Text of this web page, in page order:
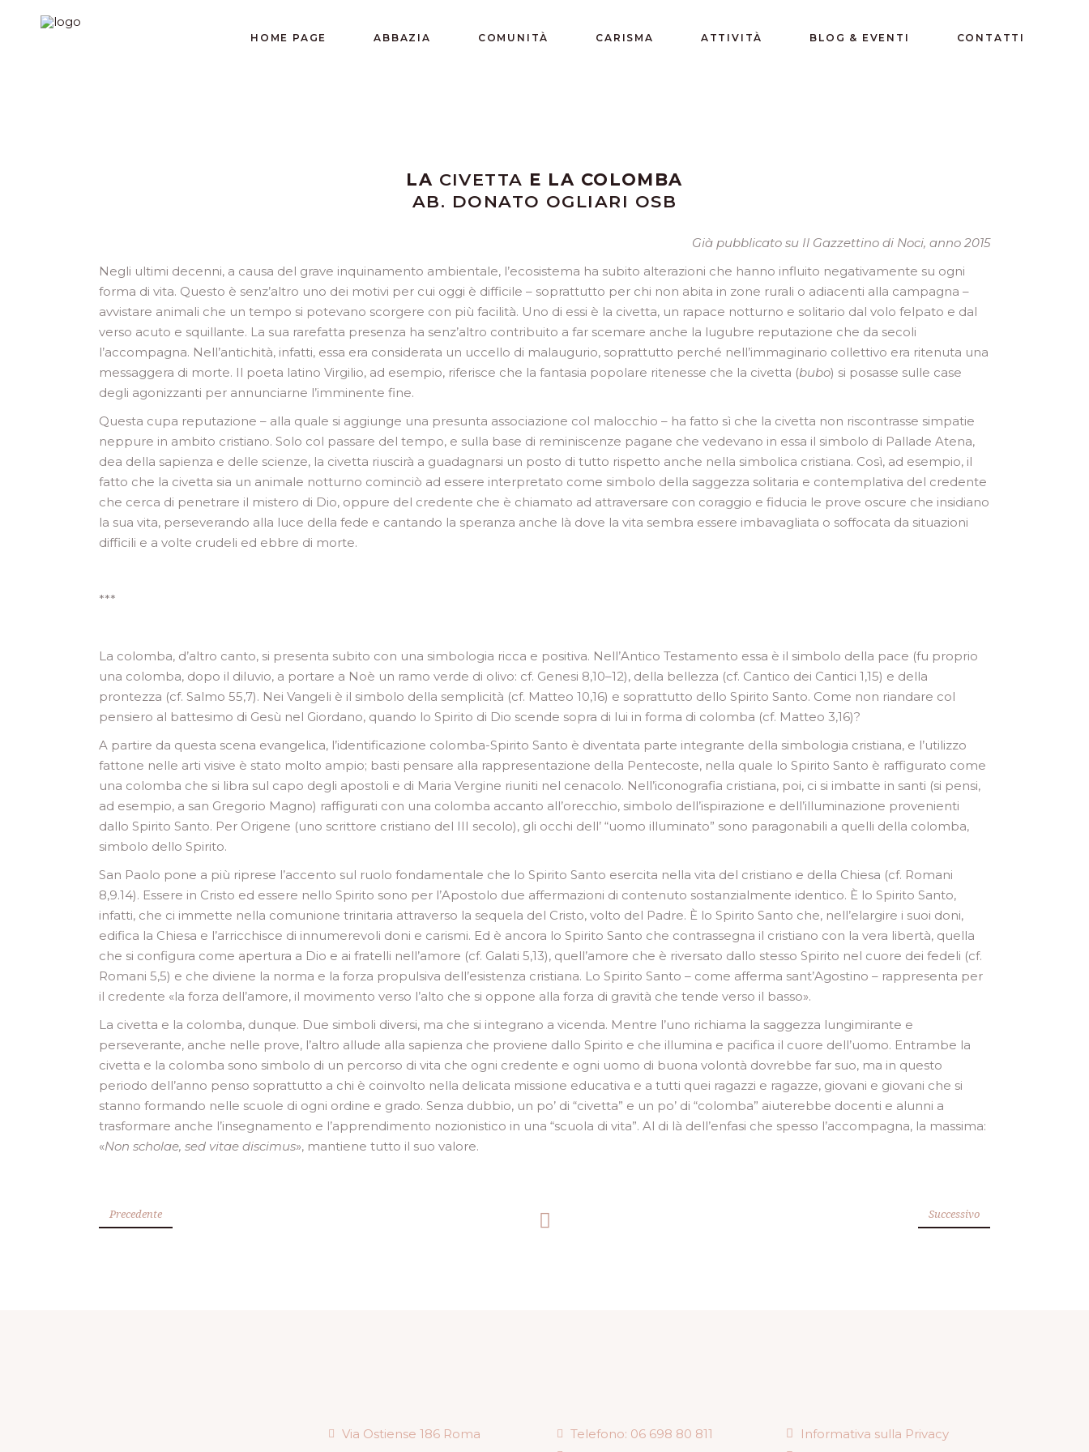
HOME PAGE ABBAZIA COMUNITÀ CARISMA ATTIVITÀ BLOG & EVENTI CONTATTI
LA CIVETTA E LA COLOMBA
AB. DONATO OGLIARI OSB
Già pubblicato su Il Gazzettino di Noci, anno 2015
Negli ultimi decenni, a causa del grave inquinamento ambientale, l’ecosistema ha subito alterazioni che hanno influito negativamente su ogni
forma di vita. Questo è senz’altro uno dei motivi per cui oggi è difficile – soprattutto per chi non abita in zone rurali o adiacenti alla campagna –
avvistare animali che un tempo si potevano scorgere con più facilità. Uno di essi è la civetta, un rapace notturno e solitario dal volo felpato e dal
verso acuto e squillante. La sua rarefatta presenza ha senz’altro contribuito a far scemare anche la lugubre reputazione che da secoli
l’accompagna. Nell’antichità, infatti, essa era considerata un uccello di malaugurio, soprattutto perché nell’immaginario collettivo era ritenuta una
messaggera di morte. Il poeta latino Virgilio, ad esempio, riferisce che la fantasia popolare ritenesse che la civetta (bubo) si posasse sulle case
degli agonizzanti per annunciarne l’imminente fine.
Questa cupa reputazione – alla quale si aggiunge una presunta associazione col malocchio – ha fatto sì che la civetta non riscontrasse simpatie
neppure in ambito cristiano. Solo col passare del tempo, e sulla base di reminiscenze pagane che vedevano in essa il simbolo di Pallade Atena,
dea della sapienza e delle scienze, la civetta riuscirà a guadagnarsi un posto di tutto rispetto anche nella simbolica cristiana. Così, ad esempio, il
fatto che la civetta sia un animale notturno cominciò ad essere interpretato come simbolo della saggezza solitaria e contemplativa del credente
che cerca di penetrare il mistero di Dio, oppure del credente che è chiamato ad attraversare con coraggio e fiducia le prove oscure che insidiano
la sua vita, perseverando alla luce della fede e cantando la speranza anche là dove la vita sembra essere imbavagliata o soffocata da situazioni
difficili e a volte crudeli ed ebbre di morte.
***
La colomba, d’altro canto, si presenta subito con una simbologia ricca e positiva. Nell’Antico Testamento essa è il simbolo della pace (fu proprio
una colomba, dopo il diluvio, a portare a Noè un ramo verde di olivo: cf. Genesi 8,10–12), della bellezza (cf. Cantico dei Cantici 1,15) e della
prontezza (cf. Salmo 55,7). Nei Vangeli è il simbolo della semplicità (cf. Matteo 10,16) e soprattutto dello Spirito Santo. Come non riandare col
pensiero al battesimo di Gesù nel Giordano, quando lo Spirito di Dio scende sopra di lui in forma di colomba (cf. Matteo 3,16)?
A partire da questa scena evangelica, l’identificazione colomba-Spirito Santo è diventata parte integrante della simbologia cristiana, e l’utilizzo
fattone nelle arti visive è stato molto ampio; basti pensare alla rappresentazione della Pentecoste, nella quale lo Spirito Santo è raffigurato come
una colomba che si libra sul capo degli apostoli e di Maria Vergine riuniti nel cenacolo. Nell’iconografia cristiana, poi, ci si imbatte in santi (si pensi,
ad esempio, a san Gregorio Magno) raffigurati con una colomba accanto all’orecchio, simbolo dell’ispirazione e dell’illuminazione provenienti
dallo Spirito Santo. Per Origene (uno scrittore cristiano del III secolo), gli occhi dell’ “uomo illuminato” sono paragonabili a quelli della colomba,
simbolo dello Spirito.
San Paolo pone a più riprese l’accento sul ruolo fondamentale che lo Spirito Santo esercita nella vita del cristiano e della Chiesa (cf. Romani
8,9.14). Essere in Cristo ed essere nello Spirito sono per l’Apostolo due affermazioni di contenuto sostanzialmente identico. È lo Spirito Santo,
infatti, che ci immette nella comunione trinitaria attraverso la sequela del Cristo, volto del Padre. È lo Spirito Santo che, nell’elargire i suoi doni,
edifica la Chiesa e l’arricchisce di innumerevoli doni e carismi. Ed è ancora lo Spirito Santo che contrassegna il cristiano con la vera libertà, quella
che si configura come apertura a Dio e ai fratelli nell’amore (cf. Galati 5,13), quell’amore che è riversato dallo stesso Spirito nel cuore dei fedeli (cf.
Romani 5,5) e che diviene la norma e la forza propulsiva dell’esistenza cristiana. Lo Spirito Santo – come afferma sant’Agostino – rappresenta per
il credente «la forza dell’amore, il movimento verso l’alto che si oppone alla forza di gravità che tende verso il basso».
La civetta e la colomba, dunque. Due simboli diversi, ma che si integrano a vicenda. Mentre l’uno richiama la saggezza lungimirante e
perseverante, anche nelle prove, l’altro allude alla sapienza che proviene dallo Spirito e che illumina e pacifica il cuore dell’uomo. Entrambe la
civetta e la colomba sono simbolo di un percorso di vita che ogni credente e ogni uomo di buona volontà dovrebbe far suo, ma in questo
periodo dell’anno penso soprattutto a chi è coinvolto nella delicata missione educativa e a tutti quei ragazzi e ragazze, giovani e giovani che si
stanno formando nelle scuole di ogni ordine e grado. Senza dubbio, un po’ di “civetta” e un po’ di “colomba” aiuterebbe docenti e alunni a
trasformare anche l’insegnamento e l’apprendimento nozionistico in una “scuola di vita”. Al di là dell’enfasi che spesso l’accompagna, la massima:
«Non scholae, sed vitae discimus», mantiene tutto il suo valore.
Precedente Successivo
Via Ostiense 186 Roma
Telefono: 06 698 80 811
Informativa sulla Privacy